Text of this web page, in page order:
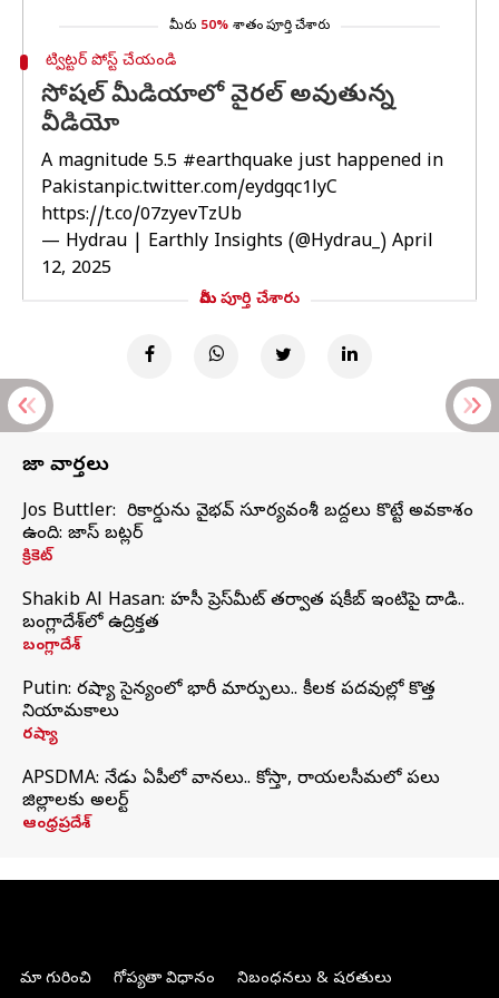
మీరు 50% శాతం పూర్తి చేశారు
ట్విట్టర్ పోస్ట్ చేయండి
సోషల్ మీడియాలో వైరల్ అవుతున్న
వీడియో
A magnitude 5.5 #earthquakejust happened in
Pakistanpic.twitter.com/eydgqc1lyC
https://t.co/07zyevTzUb
— Hydrau | Earthly Insights (@Hydrau_) April
12, 2025
మీరు పూర్తి చేశారు
తాజా వార్తలు
Jos Buttler: నా రికార్డును వైభవ్ సూర్యవంశీ బద్దలు కొట్టే అవకాశం
ఉంది: జాస్ బట్లర్
క్రికెట్
Shakib Al Hasan: హసీనా ప్రెస్‌మీట్‌ తర్వాత షకీబ్‌ ఇంటిపై దాడి..
బంగ్లాదేశ్‌లో ఉద్రిక్తత
బంగ్లాదేశ్
Putin: రష్యా సైన్యంలో భారీ మార్పులు.. కీలక పదవుల్లో కొత్త
నియామకాలు
రష్యా
APSDMA: నేడు ఏపీలో వానలు.. కోస్తా, రాయలసీమలో పలు
జిల్లాలకు అలర్ట్
ఆంధ్రప్రదేశ్
మా గురించి గోప్యతా విధానం నిబంధనలు & షరతులు